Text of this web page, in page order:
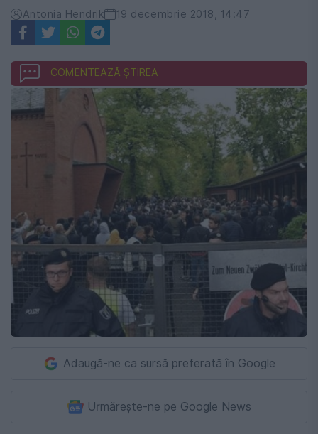
Antonia Hendrik 19 decembrie 2018, 14:47
COMENTEAZĂ ȘTIREA
Adaugă-ne ca sursă preferată în Google
Urmărește-ne pe Google News